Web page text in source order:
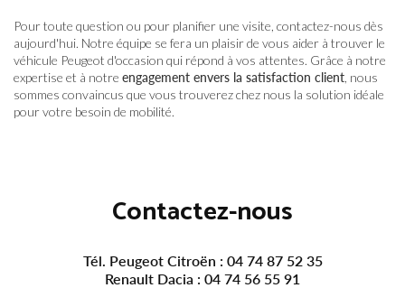
Pour toute question ou pour planifier une visite, contactez-nous dès
aujourd'hui. Notre équipe se fera un plaisir de vous aider à trouver le
véhicule Peugeot d'occasion qui répond à vos attentes. Grâce à notre
expertise et à notre engagement envers la satisfaction client , nous
sommes convaincus que vous trouverez chez nous la solution idéale
pour votre besoin de mobilité.
Contactez-nous
Tél. Peugeot Citroën : 04 74 87 52 35
Renault Dacia : 04 74 56 55 91